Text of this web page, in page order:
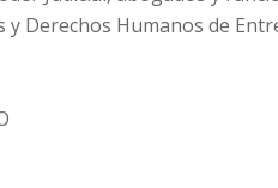
Derechos Humanos de